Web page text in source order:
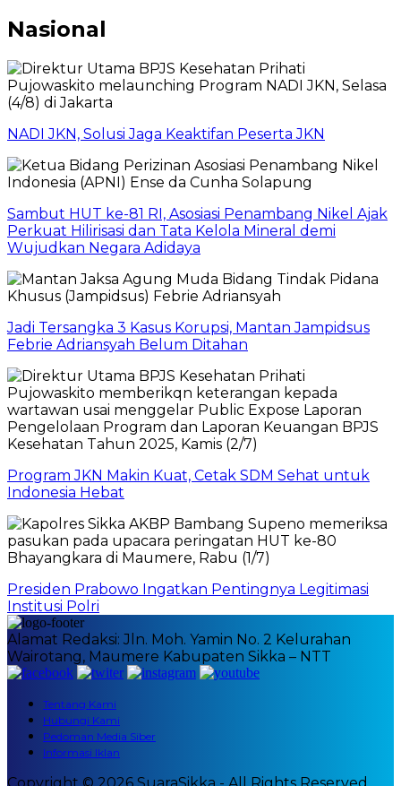
Nasional
NADI JKN, Solusi Jaga Keaktifan Peserta JKN
Sambut HUT ke-81 RI, Asosiasi Penambang Nikel Ajak
Perkuat Hilirisasi dan Tata Kelola Mineral demi
Wujudkan Negara Adidaya
Jadi Tersangka 3 Kasus Korupsi, Mantan Jampidsus
Febrie Adriansyah Belum Ditahan
Program JKN Makin Kuat, Cetak SDM Sehat untuk
Indonesia Hebat
Presiden Prabowo Ingatkan Pentingnya Legitimasi
Institusi Polri
Alamat Redaksi: Jln. Moh. Yamin No. 2 Kelurahan
Wairotang, Maumere Kabupaten Sikka – NTT
Tentang Kami
Hubungi Kami
Pedoman Media Siber
Informasi Iklan